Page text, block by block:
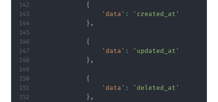
{
'data' :
'created_at'
} ,
{
'data' :
'updated_at'
} ,
{
'data' :
'deleted_at'
} ,